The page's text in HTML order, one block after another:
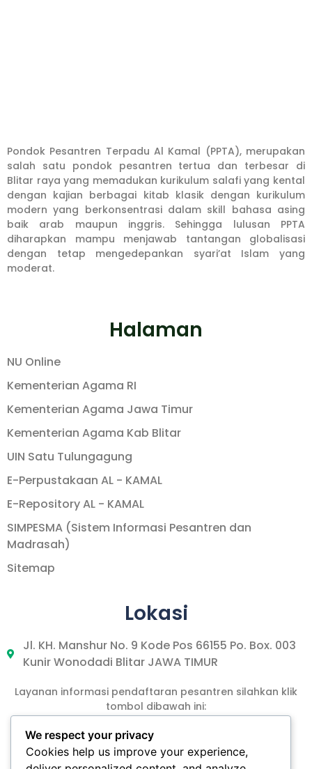
Pondok Pesantren Terpadu Al Kamal (PPTA), merupakan
salah satu pondok pesantren tertua dan terbesar di
Blitar raya yang memadukan kurikulum salafi yang kental
dengan kajian berbagai kitab klasik dengan kurikulum
modern yang berkonsentrasi dalam skill bahasa asing
baik arab maupun inggris. Sehingga lulusan PPTA
diharapkan mampu menjawab tantangan globalisasi
dengan tetap mengedepankan syari’at Islam yang
moderat.
Halaman
NU Online
Kementerian Agama RI
Kementerian Agama Jawa Timur
Kementerian Agama Kab Blitar
UIN Satu Tulungagung
E-Perpustakaan AL - KAMAL
E-Repository AL - KAMAL
SIMPESMA (Sistem Informasi Pesantren dan
Madrasah)
Sitemap
Lokasi
Jl. KH. Manshur No. 9 Kode Pos 66155 Po. Box. 003
Kunir Wonodadi Blitar JAWA TIMUR
Layanan informasi pendaftaran pesantren silahkan klik
tombol dibawah ini:
DAFTAR PPTA
We respect your privacy
Cookies help us improve your experience,